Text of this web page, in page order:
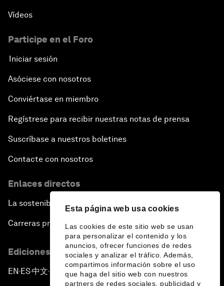
Esta página web usa cookies
Las cookies de este sitio web se usan
para personalizar el contenido y los
anuncios, ofrecer funciones de redes
sociales y analizar el tráfico. Además,
compartimos información sobre el uso
que haga del sitio web con nuestros
partners de redes sociales, publicidad y
Vídeos
Participe en el Foro
Iniciar sesión
Asóciese con nosotros
Conviértase en miembro
Regístrese para recibir nuestras notas de prensa
Suscríbase a nuestros boletines
Contacte con nosotros
Enlaces directos
La sostenibilidad en el Foro
Carreras profesionales
Ediciones en otros idiomas
EN ▪ES▪中文▪ 日本語